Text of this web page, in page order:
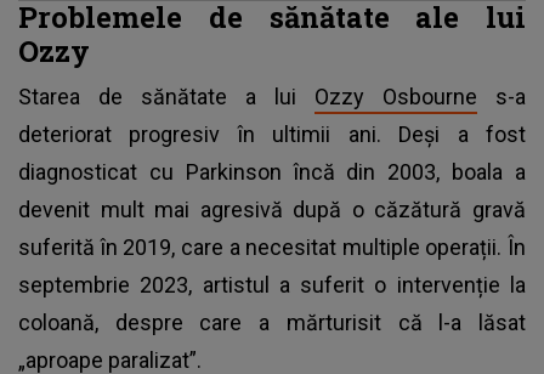
Problemele de sănătate ale lui
Ozzy
Starea de sănătate a lui Ozzy Osbourne s-a
deteriorat progresiv în ultimii ani. Deși a fost
diagnosticat cu Parkinson încă din 2003, boala a
devenit mult mai agresivă după o căzătură gravă
suferită în 2019, care a necesitat multiple operații. În
septembrie 2023, artistul a suferit o intervenție la
coloană, despre care a mărturisit că l-a lăsat
„aproape paralizat”.